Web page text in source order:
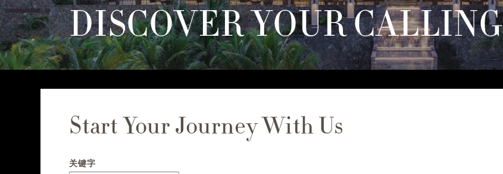
DISCOVER YOUR CALLING
Start Your Journey With Us
Start your journey with us
关键字